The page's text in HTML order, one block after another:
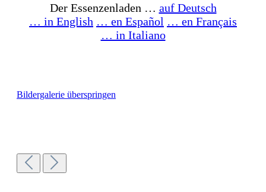
Der Essenzenladen … auf Deutsch
… in English … en Español … en Français
… in Italiano
Bildergalerie überspringen